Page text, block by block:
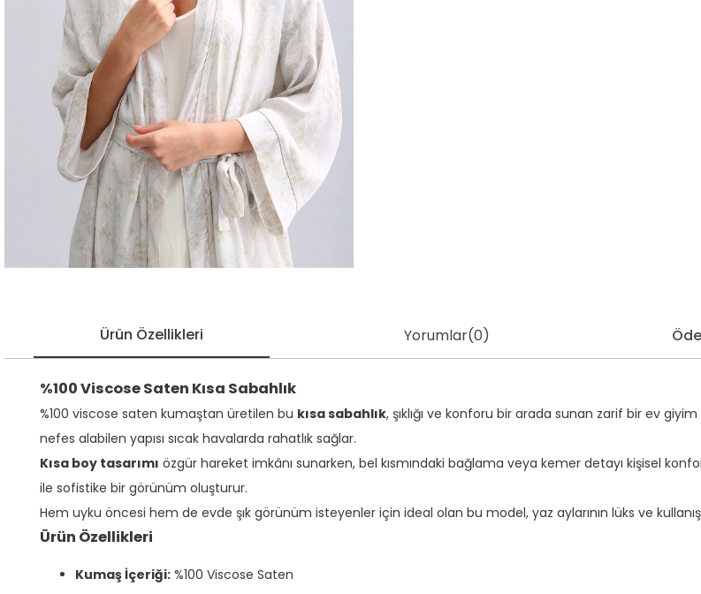
Ürün Özellikleri Yorumlar(0)
%100 Viscose Saten Kısa Sabahlık
%100 viscose saten kumaştan üretilen bu kısa sabahlık, şıklığı ve konforu bir arada sunan zarif bir ev
nefes alabilen yapısı sıcak havalarda rahatlık sağlar.
Kısa boy tasarımı özgür hareket imkânı sunarken, bel kısmındaki bağlama veya kemer detayı kişisel
ile sofistike bir görünüm oluşturur.
Hem uyku öncesi hem de evde şık görünüm isteyenler için ideal olan bu model, yaz aylarının lüks ve
Ürün Özellikleri
Kumaş İçeriği: %100 Viscose Saten